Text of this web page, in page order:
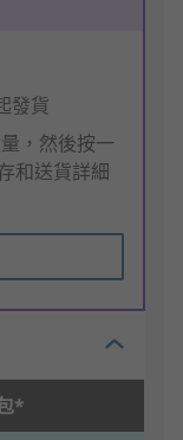
發貨
，然後按一
和送貨詳細
*